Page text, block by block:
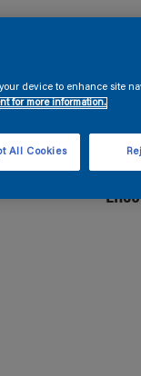
device to enhance site
for more information.
All Cookies